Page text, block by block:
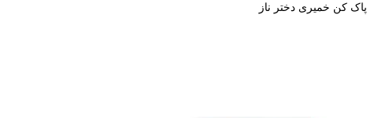
پاک کن خمیری دختر ناز